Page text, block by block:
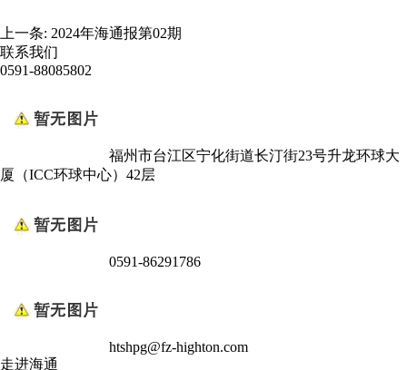
上一条: 2024年海通报第02期
联系我们
0591-88085802
福州市台江区宁化街道长汀街23号升龙环球大
厦（ICC环球中心）42层
0591-86291786
htshpg@fz-highton.com
走进海通